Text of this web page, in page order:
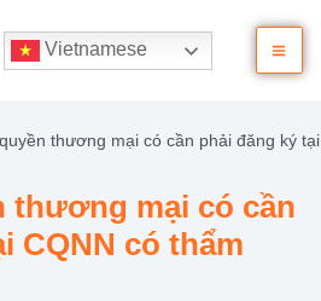
Vietnamese
thương mại có cần phải đăng ký tại
thương mại có cần
CQNN có thẩm